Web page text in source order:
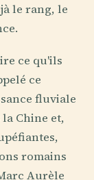
le rang, le
ce qu'ils
ce
fluviale
Chine et,
romains
Aurèle